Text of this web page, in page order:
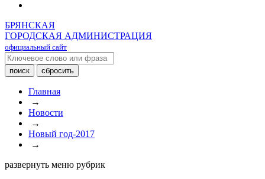
БРЯНСКАЯ
ГОРОДСКАЯ АДМИНИСТРАЦИЯ
официальный сайт
Главная
→
Новости
→
Новый год-2017
→
развернуть меню рубрик